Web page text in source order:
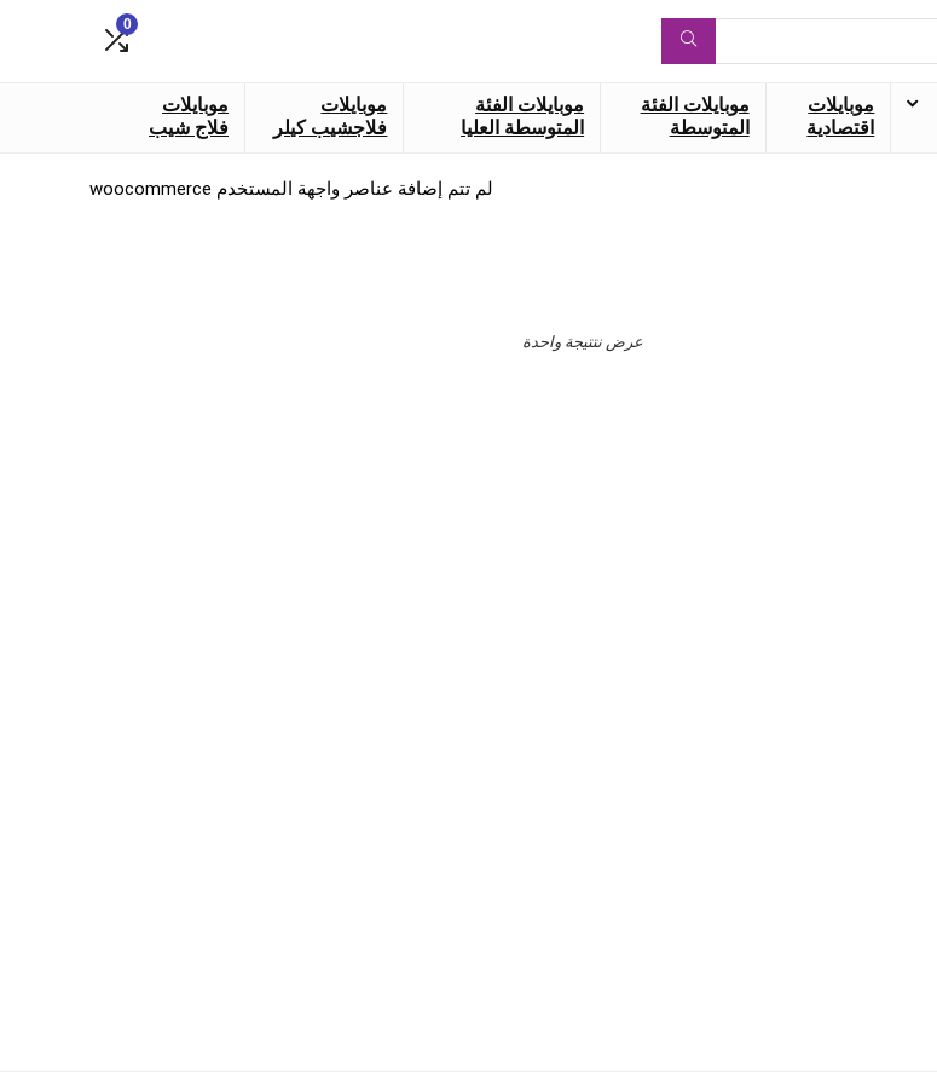
0
موبايلات
اقتصادية
موبايلات الفئة
المتوسطة
موبايلات الفئة
المتوسطة العليا
موبايلات
فلاجشيب كيلر
موبايلات
فلاج شيب
عرض نتتيجة واحدة
لم تتم إضافة عناصر واجهة المستخدم woocommerce